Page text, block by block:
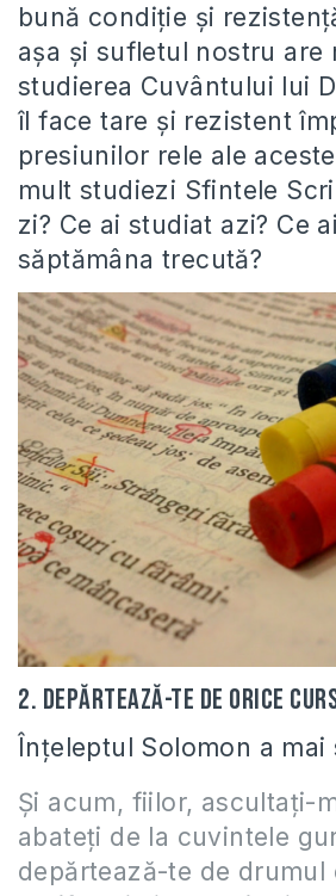
bună condiţie şi
aşa şi sufletul nostru are
studierea Cuvântului lui
îl face tare şi rezistent
presiunilor rele ale
mult studiezi Sfintele
zi? Ce ai studiat azi? Ce
săptămâna trecută?
2. Depărtează-te de orice
Înţeleptul Solomon a mai
Şi acum, fiilor, ascultaţi-
abateţi de la cuvintele
depărtează-te de drumul